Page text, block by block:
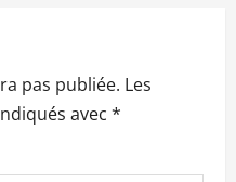
pas publiée. Les
avec *